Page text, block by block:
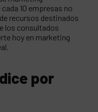
10 empresas no
recursos destinados
los consultados
hoy en marketing
por